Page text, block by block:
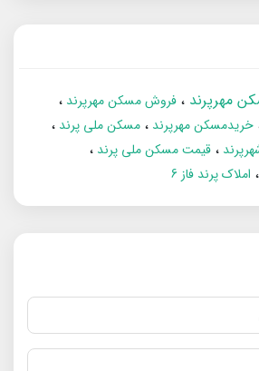
مهرپرند
فروش مسکن مهرپرند
خریدمسکن مهرپرند
مسکن ملی پرند
قیمت مسکن ملی پرند
املاک پرند فاز 6